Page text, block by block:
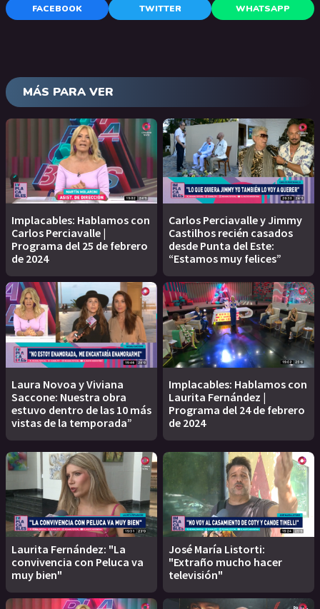
FACEBOOK TWITTER WHATSAPP
MÁS PARA VER
Implacables: Hablamos con
Carlos Perciavalle |
Programa del 25 de febrero
de 2024
Carlos Perciavalle y Jimmy
Castilhos recién casados
desde Punta del Este:
“Estamos muy felices”
Laura Novoa y Viviana
Saccone: Nuestra obra
estuvo dentro de las 10 más
vistas de la temporada”
Implacables: Hablamos con
Laurita Fernández |
Programa del 24 de febrero
de 2024
Laurita Fernández: "La
convivencia con Peluca va
muy bien"
José María Listorti:
"Extraño mucho hacer
televisión"